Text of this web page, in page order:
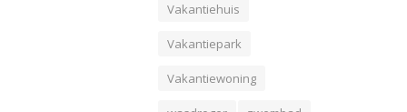
Vakantiehuis
Vakantiepark
Vakantiewoning